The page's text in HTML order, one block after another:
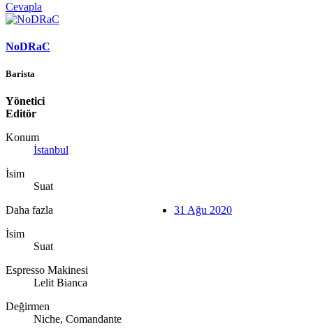
Cevapla
NoDRaC
Barista
Yönetici
Editör
Konum
İstanbul
İsim
Suat
Daha fazla
İsim
Suat
Espresso Makinesi
Lelit Bianca
Değirmen
Niche, Comandante
31 Ağu 2020